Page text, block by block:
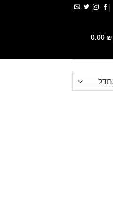
0.00 ₪